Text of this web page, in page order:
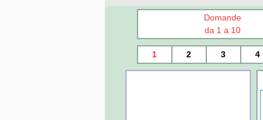
Domande
da 1 a 10
1 2 3 4